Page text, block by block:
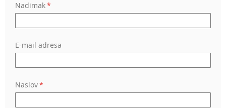
Nadimak
E-mail adresa
Naslov